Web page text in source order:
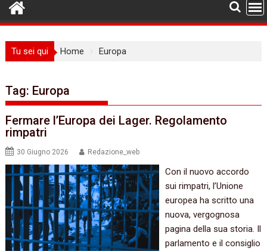
Tu sei qui Home Europa
Tag: Europa
Fermare l’Europa dei Lager. Regolamento
rimpatri
30 Giugno 2026 Redazione_web
Con il nuovo accordo
sui rimpatri, l’Unione
europea ha scritto una
nuova, vergognosa
pagina della sua storia. Il
parlamento e il consiglio